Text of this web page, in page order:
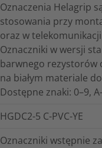
Oznaczenia Helagrip
stosowania przy
oraz w
Oznaczniki w wersji
barwnego rezystorów
na białym materiale
Dostępne znaki: 0–9,
HGDC2-5 C-PVC-YE
Oznaczniki wstępnie